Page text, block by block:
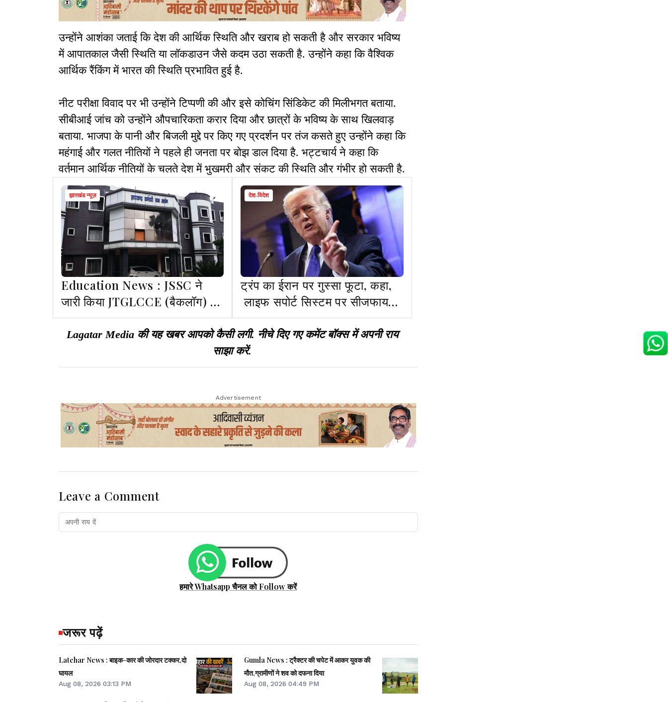
उन्होंने आशंका जताई कि देश की आर्थिक स्थिति और खराब हो सकती है और सरकार भविष्य
में आपातकाल जैसी स्थिति या लॉकडाउन जैसे कदम उठा सकती है. उन्होंने कहा कि वैश्विक
आर्थिक रैंकिंग में भारत की स्थिति प्रभावित हुई है.
नीट परीक्षा विवाद पर भी उन्होंने टिप्पणी की और इसे कोचिंग सिंडिकेट की मिलीभगत बताया.
सीबीआई जांच को उन्होंने औपचारिकता करार दिया और छात्रों के भविष्य के साथ खिलवाड़
बताया. भाजपा के पानी और बिजली मुद्दे पर किए गए प्रदर्शन पर तंज कसते हुए उन्होंने कहा कि
महंगाई और गलत नीतियों ने पहले ही जनता पर बोझ डाल दिया है. भट्टचार्य ने कहा कि
वर्तमान आर्थिक नीतियों के चलते देश में भुखमरी और संकट की स्थिति और गंभीर हो सकती है.
झारखंड न्यूज़
Education News : JSSC ने
जारी किया JTGLCCE (बैकलॉग) का
नोटिफिकेशन, 1 जून से शुरू होंगे
आवेदन
देश-विदेश
ट्रंप का ईरान पर गुस्सा फूटा, कहा,
लाइफ सपोर्ट सिस्टम पर सीजफायर,
मिडिल ईस्ट में न्यूक्लियरआर्म्ड
सबमरीन तैनात
Lagatar Media की यह खबर आपको कैसी लगी. नीचे दिए गए कमेंट बॉक्स में अपनी राय
साझा करें.
Advertisement
Leave a Comment
हमारे Whatsapp चैनल को Follow करें
जरूर पढ़ें
Latehar News : बाइक-कार की जोरदार टक्‍कर,दो
घायल
Aug 08, 2026 03:13 PM
Gumla News : ट्रैक्टर की चपेट में आकर युवक की
मौत,ग्रामीणों ने शव को दफना दिया
Aug 08, 2026 04:49 PM